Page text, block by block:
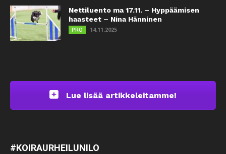
Nettiluento ma 17.11. – Hyppäämisen
haasteet – Nina Hänninen
PRO 14.11.2025
Lue lisää artikkeleitamme!
#KOIRAURHEILUNILO